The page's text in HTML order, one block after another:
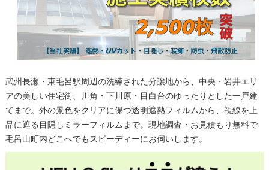
武州長瀬・東毛呂駅周辺の洗練された分譲地から、中央・岩井エリ
アの美しい住宅街、川角・下川原・目白台のゆったりとした一戸建
てまで。外の景色をクリアに保つ透明遮熱フィルムから、視線を上
品に遮る目隠しミラーフィルムまで。現地調査・お見積もり無料で
毛呂山町内どこへでもスピーディーにお伺いします。